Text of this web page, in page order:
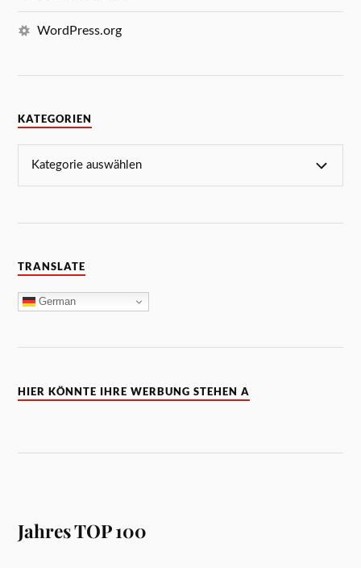
WordPress.org
KATEGORIEN
TRANSLATE
German
HIER KÖNNTE IHRE WERBUNG STEHEN A
Jahres TOP 100